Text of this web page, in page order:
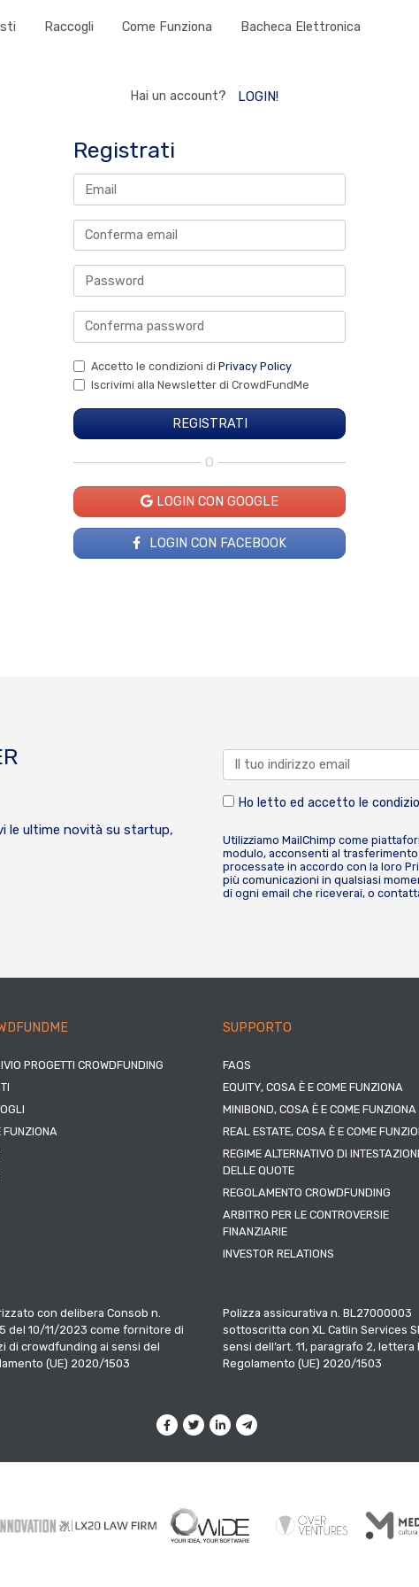
Raccogli Come Funziona Bacheca Elettronica
Hai un account? LOGIN!
Registrati
Accetto le condizioni di Privacy Policy
Iscrivimi alla Newsletter di CrowdFundMe
O
LOGIN CON GOOGLE
LOGIN CON FACEBOOK
le ultime novità su startup,
Ho letto ed accetto le
Utilizziamo MailChimp come
modulo, acconsenti al
processate in accordo con la loro
più comunicazioni in qualsiasi
di ogni email che riceverai, o
PROGETTI CROWDFUNDING
FUNZIONA
SUPPORTO
FAQS
EQUITY, COSA È E COME FUNZIONA
MINIBOND, COSA È E COME FUNZIONA
REAL ESTATE, COSA È E COME
REGIME ALTERNATIVO DI
DELLE QUOTE
REGOLAMENTO CROWDFUNDING
ARBITRO PER LE CONTROVERSIE
FINANZIARIE
INVESTOR RELATIONS
con delibera Consob n.
del 10/11/2023 come fornitore di
di crowdfunding ai sensi del
(UE) 2020/1503
Polizza assicurativa n. BL27000003
sottoscritta con XL Catlin Services
sensi dell’art. 11, paragrafo 2, lettera
Regolamento (UE) 2020/1503